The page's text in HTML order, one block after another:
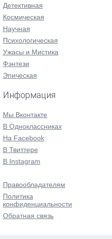
Детективная
Космическая
Научная
Психологическая
Ужасы и Мистика
Фэнтези
Эпическая
Информация
Мы Вконтакте
В Одноклассниках
На Facebook
В Твиттере
В Instagram
Правообладателям
Политика
конфиденциальности
Обратная связь